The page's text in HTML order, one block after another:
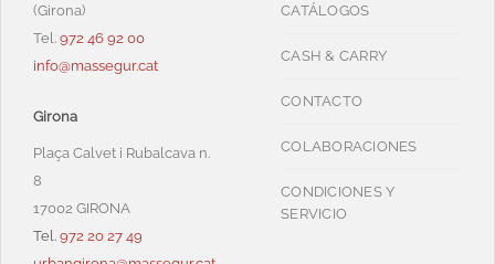
(Girona)
Tel. 972 46 92 00
info@massegur.cat
Girona
Plaça Calvet i Rubalcava n.
8
17002 GIRONA
Tel. 972 20 27 49
CATÁLOGOS
CASH & CARRY
CONTACTO
COLABORACIONES
CONDICIONES Y
SERVICIO